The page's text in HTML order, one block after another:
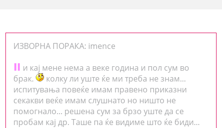
ИЗВОРНА ПОРАКА: imence
и кај мене нема а веке година и пол сум во
брак.
колку ли уште ќе ми треба не знам...
испитувања повеќе имам правено приказни
секакви веќе имам слушнато но ништо не
помогнало... решена сум за брзо уште да се
пробам кај др. Таше па ќе видиме што ќе биди...